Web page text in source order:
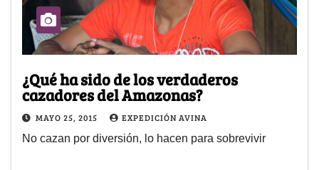
¿Qué ha sido de los verdaderos
cazadores del Amazonas?
MAYO 25, 2015 EXPEDICIÓN AVINA
No cazan por diversión, lo hacen para sobrevivir